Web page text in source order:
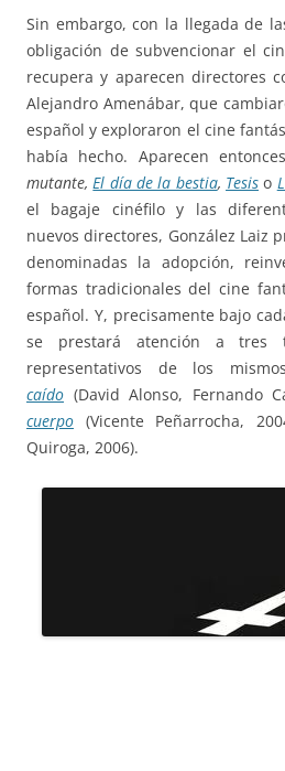
Sin embargo, con la llegada de
obligación de subvencionar el
recupera y aparecen directores
Alejandro Amenábar, que
español y exploraron el cine
había hecho. Aparecen
mutante,El día de la bestia, Tesis o
el bagaje cinéfilo y las
nuevos directores, González Laiz
denominadas la adopción,
formas tradicionales del cine
español. Y, precisamente bajo
se prestará atención a tres
representativos de los
caído (David Alonso, Fernando
cuerpo (Vicente Peñarrocha,
Quiroga, 2006).